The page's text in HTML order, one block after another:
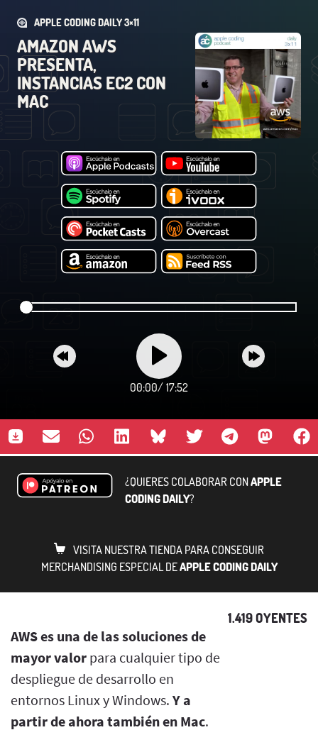
APPLE CODING DAILY 3×11
AMAZON AWS
PRESENTA,
INSTANCIAS EC2 CON
MAC
00:00/ 17:52
¿QUIERES COLABORAR CONAPPLE
CODING DAILY?
VISITA NUESTRA TIENDA PARA CONSEGUIR
MERCHANDISING ESPECIAL DEAPPLE CODING DAILY
1.419 OYENTES
AWS es una de las soluciones de
mayor valor para cualquier tipo de
despliegue de desarrollo en
entornos Linux y Windows. Y a
partir de ahora también en Mac.